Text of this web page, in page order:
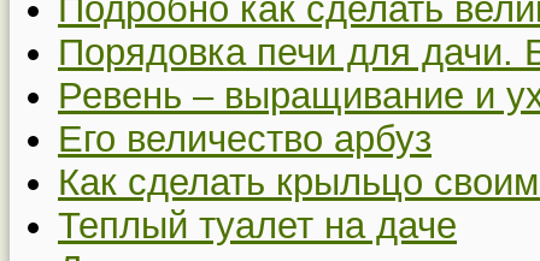
Подробно как сделать
Порядовка печи для дачи.
Ревень – выращивание и
Его величество арбуз
Как сделать крыльцо
Теплый туалет на даче